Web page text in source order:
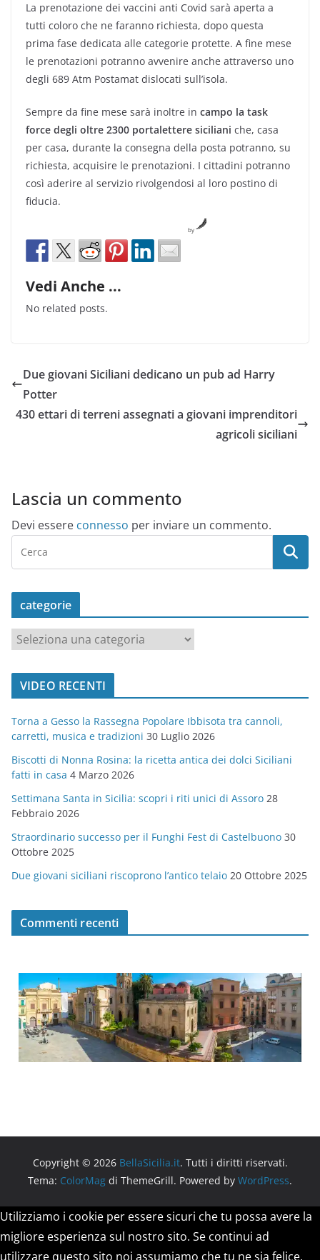
La prenotazione dei vaccini anti Covid sarà aperta a
tutti coloro che ne faranno richiesta, dopo questa
prima fase dedicata alle categorie protette. A fine mese
le prenotazioni potranno avvenire anche attraverso uno
degli 689 Atm Postamat dislocati sull’isola.
Sempre da fine mese sarà inoltre in campo la task
force degli oltre 2300 portalettere siciliani che, casa
per casa, durante la consegna della posta potranno, su
richiesta, acquisire le prenotazioni. I cittadini potranno
così aderire al servizio rivolgendosi al loro postino di
fiducia.
by
Vedi Anche ...
No related posts.
Due giovani Siciliani dedicano un pub ad Harry
Potter
430 ettari di terreni assegnati a giovani imprenditori
agricoli siciliani
Lascia un commento
Devi essere connesso per inviare un commento.
categorie
a
t
o
r
i
e
VIDEO RECENTI
Torna a Gesso la Rassegna Popolare Ibbisota tra cannoli,
carretti, musica e tradizioni 30 Luglio 2026
Biscotti di Nonna Rosina: la ricetta antica dei dolci Siciliani
fatti in casa 4 Marzo 2026
Settimana Santa in Sicilia: scopri i riti unici di Assoro 28
Febbraio 2026
Straordinario successo per il Funghi Fest di Castelbuono 30
Ottobre 2025
Due giovani siciliani riscoprono l’antico telaio 20 Ottobre 2025
Commenti recenti
Copyright © 2026 BellaSicilia.it. Tutti i diritti riservati.
Tema: ColorMag di ThemeGrill. Powered by WordPress.
Utilizziamo i cookie per essere sicuri che tu possa avere la
migliore esperienza sul nostro sito. Se continui ad
utilizzare questo sito noi assumiamo che tu ne sia felice.